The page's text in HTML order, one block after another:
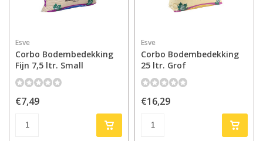
Esve
Corbo Bodembedekking
Fijn 7,5 ltr. Small
€7,49
Esve
Corbo Bodembedekking
25 ltr. Grof
€16,29